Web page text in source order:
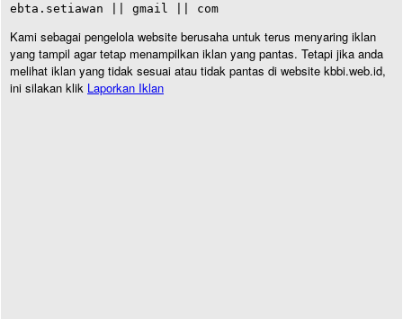
ebta.setiawan || gmail || com
Kami sebagai pengelola website berusaha untuk terus menyaring iklan
yang tampil agar tetap menampilkan iklan yang pantas. Tetapi jika anda
melihat iklan yang tidak sesuai atau tidak pantas di website kbbi.web.id,
ini silakan klik Laporkan Iklan